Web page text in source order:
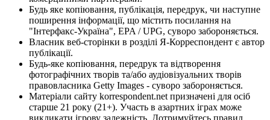
Будь яке копіювання, публікація, передрук, чи наступне
поширення інформації, що містить посилання на
"Інтерфакс-Україна", EPA / UPG, суворо забороняється.
Власник веб-сторінки в розділі Я-Корреспондент є автор
публікації.
Будь-яке копіювання, передрук та відтворення
фотографічних творів та/або аудіовізуальних творів
правовласника Getty Images - суворо забороняється.
Матеріали сайту korrespondent.net призначені для осіб
старше 21 року (21+). Участь в азартних іграх може
викликати ігрову залежність. Дотримуйтесь правил